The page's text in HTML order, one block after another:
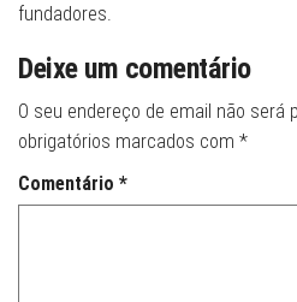
fundadores.
Deixe um comentário
O seu endereço de email não será
obrigatórios marcados com *
Comentário *